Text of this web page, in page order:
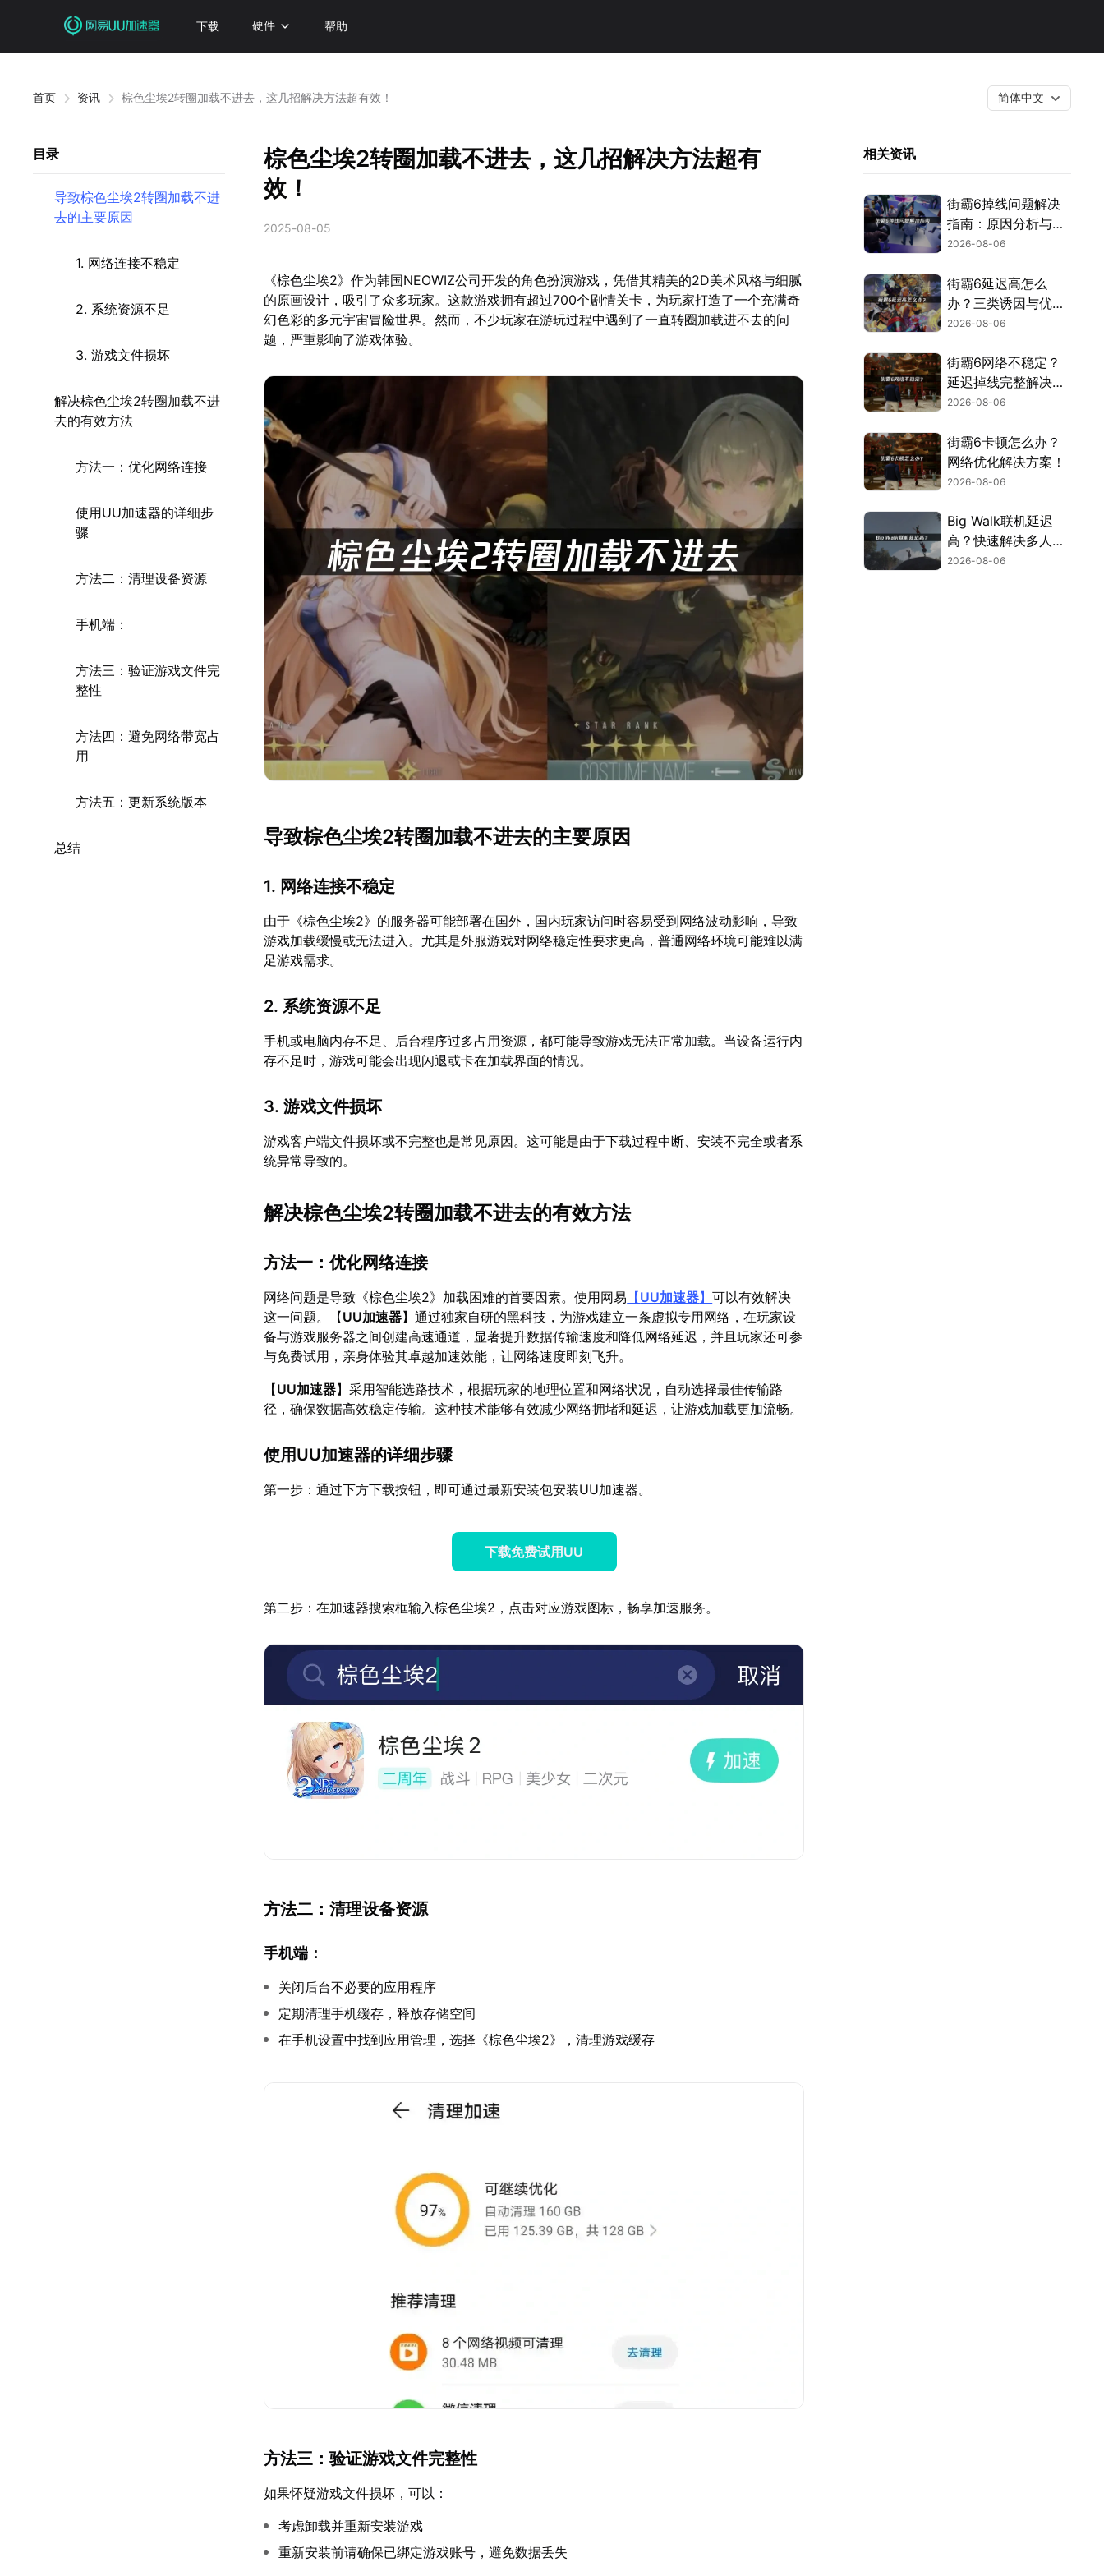
下载 硬件 帮助
首页 资讯 棕色尘埃2转圈加载不进去，这几招解决方法超有效！ 简体中文
目录
导致棕色尘埃2转圈加载不进
去的主要原因
1. 网络连接不稳定
2. 系统资源不足
3. 游戏文件损坏
解决棕色尘埃2转圈加载不进
去的有效方法
方法一：优化网络连接
使用UU加速器的详细步
骤
方法二：清理设备资源
手机端：
方法三：验证游戏文件完
整性
方法四：避免网络带宽占
用
方法五：更新系统版本
总结
棕色尘埃2转圈加载不进去，这几招解决方法超有
效！
2025-08-05
《棕色尘埃2》作为韩国NEOWIZ公司开发的角色扮演游戏，凭借其精美的2D美术风格与细腻
的原画设计，吸引了众多玩家。这款游戏拥有超过700个剧情关卡，为玩家打造了一个充满奇
幻色彩的多元宇宙冒险世界。然而，不少玩家在游玩过程中遇到了一直转圈加载进不去的问
题，严重影响了游戏体验。
导致棕色尘埃2转圈加载不进去的主要原因
1. 网络连接不稳定
由于《棕色尘埃2》的服务器可能部署在国外，国内玩家访问时容易受到网络波动影响，导致
游戏加载缓慢或无法进入。尤其是外服游戏对网络稳定性要求更高，普通网络环境可能难以满
足游戏需求。
2. 系统资源不足
手机或电脑内存不足、后台程序过多占用资源，都可能导致游戏无法正常加载。当设备运行内
存不足时，游戏可能会出现闪退或卡在加载界面的情况。
3. 游戏文件损坏
游戏客户端文件损坏或不完整也是常见原因。这可能是由于下载过程中断、安装不完全或者系
统异常导致的。
解决棕色尘埃2转圈加载不进去的有效方法
方法一：优化网络连接
网络问题是导致《棕色尘埃2》加载困难的首要因素。使用网易 【UU加速器】可以有效解决
这一问题。【UU加速器】通过独家自研的黑科技，为游戏建立一条虚拟专用网络，在玩家设
备与游戏服务器之间创建高速通道，显著提升数据传输速度和降低网络延迟，并且玩家还可参
与免费试用，亲身体验其卓越加速效能，让网络速度即刻飞升。
【UU加速器】采用智能选路技术，根据玩家的地理位置和网络状况，自动选择最佳传输路
径，确保数据高效稳定传输。这种技术能够有效减少网络拥堵和延迟，让游戏加载更加流畅。
使用UU加速器的详细步骤
第一步：通过下方下载按钮，即可通过最新安装包安装UU加速器。
下载免费试用UU
第二步：在加速器搜索框输入棕色尘埃2，点击对应游戏图标，畅享加速服务。
方法二：清理设备资源
手机端：
关闭后台不必要的应用程序
定期清理手机缓存，释放存储空间
在手机设置中找到应用管理，选择《棕色尘埃2》，清理游戏缓存
方法三：验证游戏文件完整性
如果怀疑游戏文件损坏，可以：
考虑卸载并重新安装游戏
重新安装前请确保已绑定游戏账号，避免数据丢失
相关资讯
街霸6掉线问题解决
指南：原因分析与网
络优化技巧！
2026-08-06
街霸6延迟高怎么
办？三类诱因与优化
解决方案！
2026-08-06
街霸6网络不稳定？
延迟掉线完整解决指
南！
2026-08-06
街霸6卡顿怎么办？
网络优化解决方案！
2026-08-06
Big Walk联机延迟
高？快速解决多人联
机卡顿问题！
2026-08-06